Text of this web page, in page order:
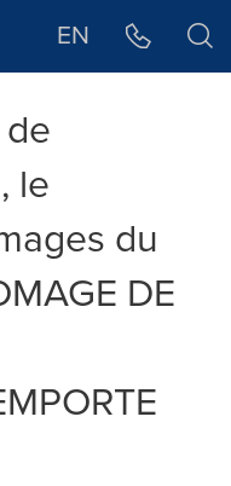
EN
le
du
DE